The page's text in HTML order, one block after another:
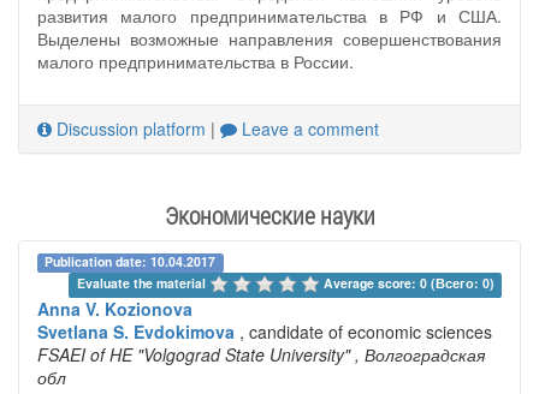
развития малого предпринимательства в РФ и США.
Выделены возможные направления совершенствования
малого предпринимательства в России.
Discussion platform | Leave a comment
Экономические науки
Publication date: 10.04.2017
Evaluate the material
Average score: 0 (Всего: 0)
Anna V. Kozionova
Svetlana S. Evdokimova , candidate of economic sciences
FSAEI of HE "Volgograd State University" , Волгоградская
обл